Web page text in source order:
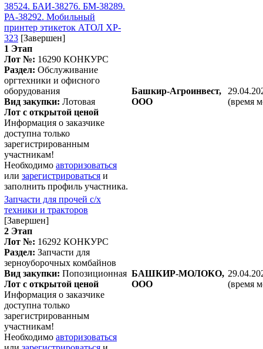
38524. БАИ-38276. БМ-38289.
РА-38292. Мобильный
принтер этикеток АТОЛ XP-
323 [Завершен]
1 Этап
Лот №: 16290 КОНКУРС
Раздел: Обслуживание
оргтехники и офисного
оборудования
Вид закупки: Лотовая
Лот с открытой ценой
Информация о заказчике
доступна только
зарегистрированным
участникам!
Необходимо авторизоваться
или зарегистрироваться и
заполнить профиль участника.
Башкир-Агроинвест,
ООО
(время
Запчасти для прочей с/х
техники и тракторов
[Завершен]
2 Этап
Лот №: 16292 КОНКУРС
Раздел: Запчасти для
зерноуборочных комбайнов
Вид закупки: Попозиционная
Лот с открытой ценой
Информация о заказчике
доступна только
зарегистрированным
участникам!
Необходимо авторизоваться
БАШКИР-МОЛОКО,
ООО
(время